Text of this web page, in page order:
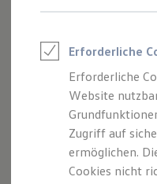
Leasing
Leasing-
Junge
Erforderliche
Erforderliche
Website
Zugriff auf
ermöglichen.
Cookies nicht